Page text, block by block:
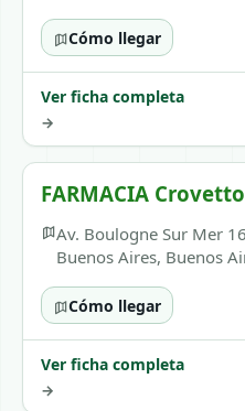
Cómo llegar
Ver ficha completa
→
FARMACIA Crovetto
Av. Boulogne Sur Mer
Buenos Aires, Buenos
Cómo llegar
Ver ficha completa
→